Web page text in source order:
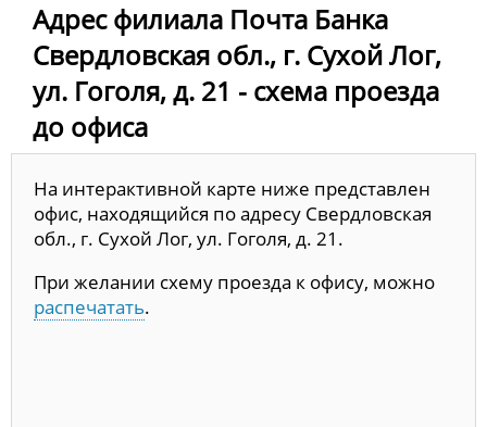
Адрес филиала Почта Банка
Свердловская обл., г. Сухой Лог,
ул. Гоголя, д. 21 - схема проезда
до офиса
На интерактивной карте ниже представлен
офис, находящийся по адресу Свердловская
обл., г. Сухой Лог, ул. Гоголя, д. 21.
При желании схему проезда к офису, можно
распечатать.